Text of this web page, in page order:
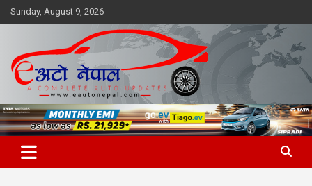
Skip
to
Sunday, August 9, 2026